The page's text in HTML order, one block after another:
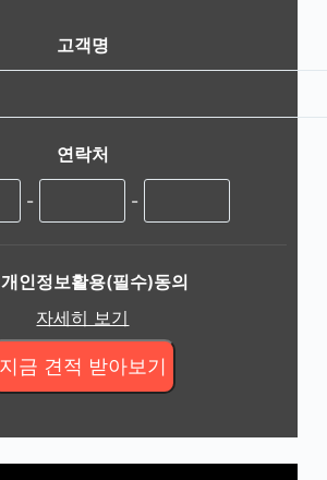
고객명
연락처
- -
개인정보활용(필수)동의
자세히 보기